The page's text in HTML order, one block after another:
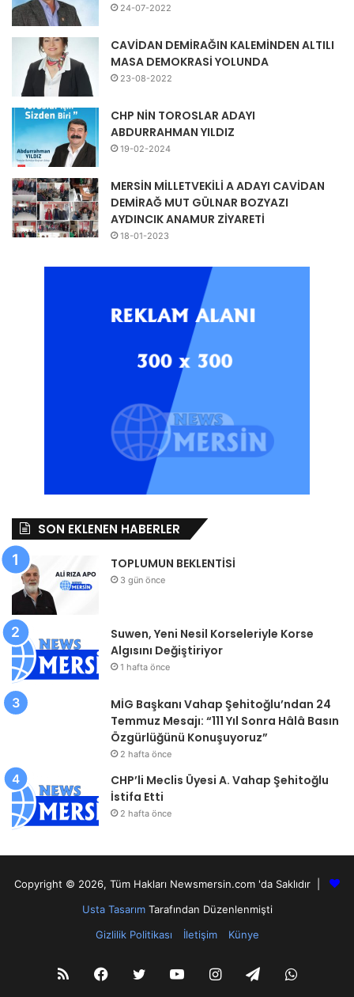
24-07-2022
CAVİDAN DEMİRAĞIN KALEMİNDEN ALTILI
MASA DEMOKRASİ YOLUNDA
23-08-2022
CHP NİN TOROSLAR ADAYI
ABDURRAHMAN YILDIZ
19-02-2024
MERSİN MİLLETVEKİLİ A ADAYI CAVİDAN
DEMİRAĞ MUT GÜLNAR BOZYAZI
AYDINCIK ANAMUR ZİYARETİ
18-01-2023
SON EKLENEN HABERLER
TOPLUMUN BEKLENTİSİ
3 gün önce
Suwen, Yeni Nesil Korseleriyle Korse
Algısını Değiştiriyor
1 hafta önce
MİG Başkanı Vahap Şehitoğlu’ndan 24
Temmuz Mesajı: “111 Yıl Sonra Hâlâ Basın
Özgürlüğünü Konuşuyoruz”
2 hafta önce
CHP’li Meclis Üyesi A. Vahap Şehitoğlu
İstifa Etti
2 hafta önce
Copyright © 2026, Tüm Hakları Newsmersin.com 'da Saklıdır |
Usta TasarımTarafından Düzenlenmişti
Gizlilik Politikası
İletişim Künye
RSS Facebook
TwitterYouTubeInstagram
Telegram